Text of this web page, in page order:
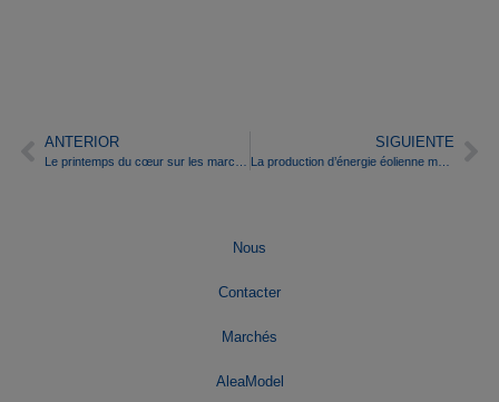
ANTERIOR SIGUIENTE
La production d’énergie éolienne marque les fluctuations des marchés européens de l’électricité dans un contexte de prix élevés du CO2 et du gaz
Nous
Contacter
Marchés
AleaModel